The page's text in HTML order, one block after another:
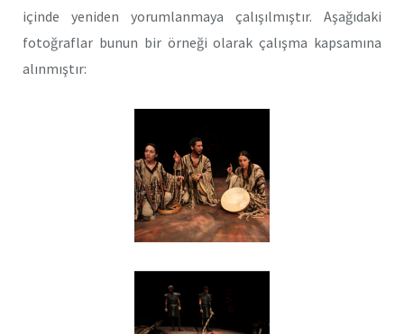
içinde yeniden yorumlanmaya çalışılmıştır. Aşağıdaki
fotoğraflar bunun bir örneği olarak çalışma kapsamına
alınmıştır: